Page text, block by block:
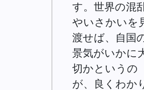
す。世界の混
やいさかいを
渡せば、自国
景気がいかに
切かというの
が、良くわか